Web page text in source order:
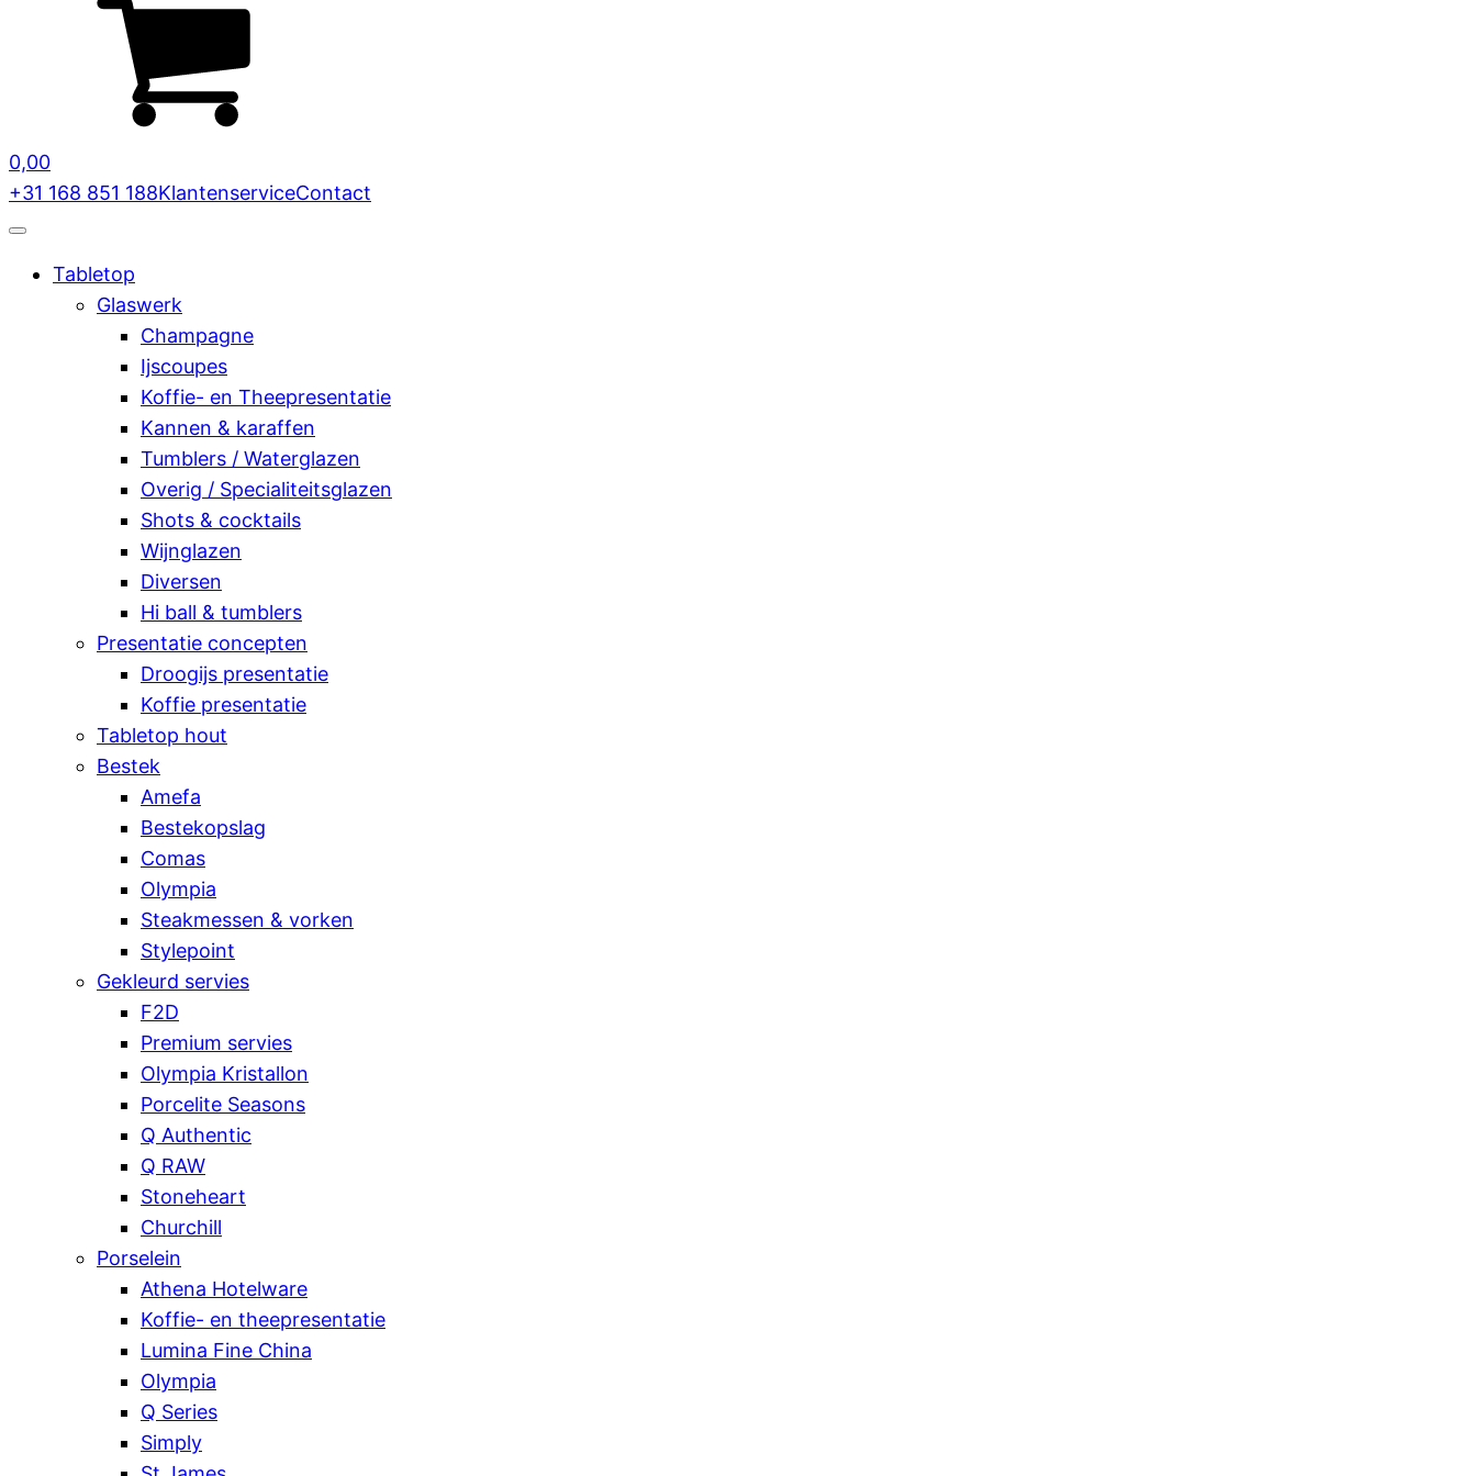
0,00
+31 168 851 188KlantenserviceContact
Tabletop
Glaswerk
Champagne
Ijscoupes
Koffie- en Theepresentatie
Kannen & karaffen
Tumblers / Waterglazen
Overig / Specialiteitsglazen
Shots & cocktails
Wijnglazen
Diversen
Hi ball & tumblers
Presentatie concepten
Droogijs presentatie
Koffie presentatie
Tabletop hout
Bestek
Amefa
Bestekopslag
Comas
Olympia
Steakmessen & vorken
Stylepoint
Gekleurd servies
F2D
Premium servies
Olympia Kristallon
Porcelite Seasons
Q Authentic
Q RAW
Stoneheart
Churchill
Porselein
Athena Hotelware
Koffie- en theepresentatie
Lumina Fine China
Olympia
Q Series
Simply